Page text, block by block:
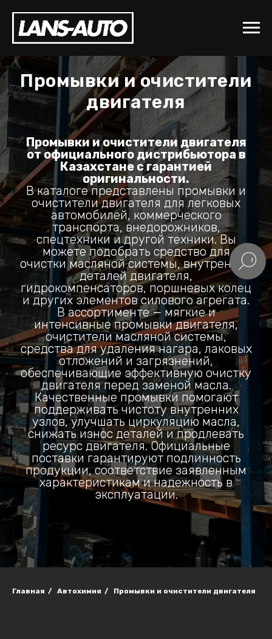
Промывки и очистители
двигателя
Промывки и очистители двигателя
от официального дистрибьютора в
Казахстане с гарантией
оригинальности.
В каталоге представлены промывки и
очистители двигателя для легковых
автомобилей, коммерческого
транспорта, внедорожников,
спецтехники и другой техники. Вы
можете подобрать средство для
очистки масляной системы, внутренних
деталей двигателя,
гидрокомпенсаторов, поршневых колец
и других элементов силового агрегата.
В ассортименте — мягкие и
интенсивные промывки двигателя,
очистители масляной системы,
средства для удаления нагара, лаковых
отложений и загрязнений,
обеспечивающие эффективную очистку
двигателя перед заменой масла.
Качественные промывки помогают
поддерживать чистоту внутренних
узлов, улучшать циркуляцию масла,
снижать износ деталей и продлевать
ресурс двигателя. Официальные
поставки гарантируют подлинность
продукции, соответствие заявленным
характеристикам и надежность в
эксплуатации.
Главная / Автохимия / Промывки и очистители двигателя